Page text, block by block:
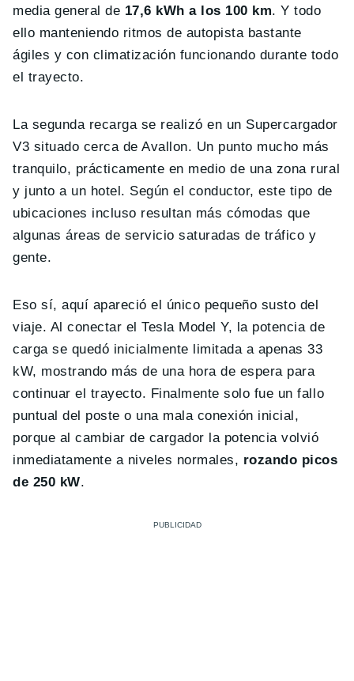
media general de 17,6 kWh a los 100 km. Y todo
ello manteniendo ritmos de autopista bastante
ágiles y con climatización funcionando durante todo
el trayecto.
La segunda recarga se realizó en un Supercargador
V3 situado cerca de Avallon. Un punto mucho más
tranquilo, prácticamente en medio de una zona rural
y junto a un hotel. Según el conductor, este tipo de
ubicaciones incluso resultan más cómodas que
algunas áreas de servicio saturadas de tráfico y
gente.
Eso sí, aquí apareció el único pequeño susto del
viaje. Al conectar el Tesla Model Y, la potencia de
carga se quedó inicialmente limitada a apenas 33
kW, mostrando más de una hora de espera para
continuar el trayecto. Finalmente solo fue un fallo
puntual del poste o una mala conexión inicial,
porque al cambiar de cargador la potencia volvió
inmediatamente a niveles normales, rozando picos
de 250 kW.